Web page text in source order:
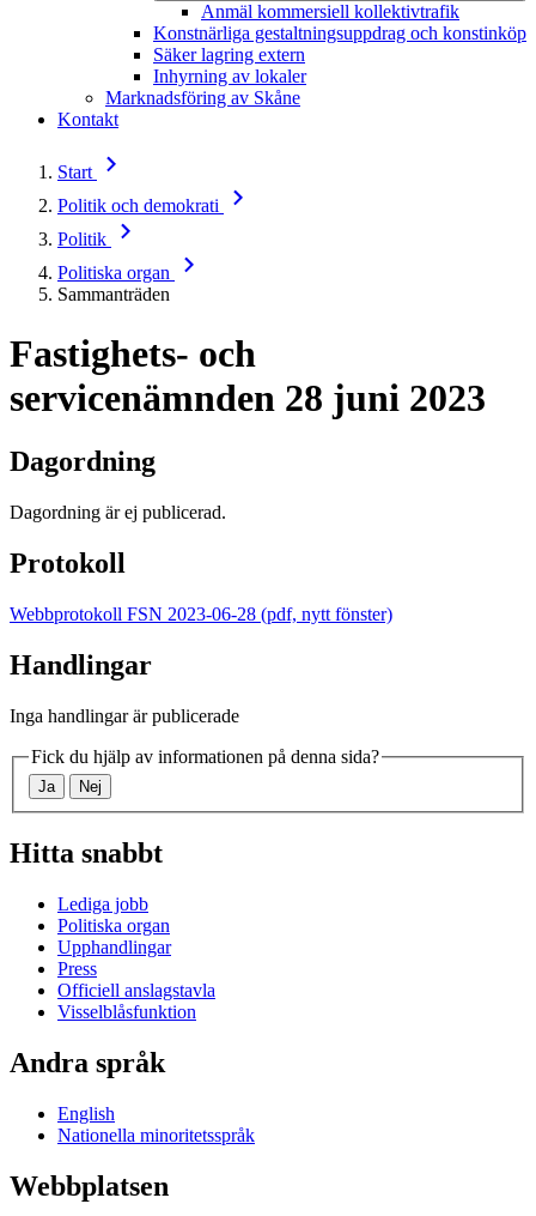
Anmäl kommersiell kollektivtrafik
Konstnärliga gestaltningsuppdrag och konstinköp
Säker lagring extern
Inhyrning av lokaler
Marknadsföring av Skåne
Kontakt
Start
Politik och demokrati
Politik
Politiska organ
Sammanträden
Fastighets- och
servicenämnden 28 juni 2023
Dagordning
Dagordning är ej publicerad.
Protokoll
Webbprotokoll FSN 2023-06-28 (pdf, nytt fönster)
Handlingar
Inga handlingar är publicerade
Fick du hjälp av informationen på denna sida?
Ja Nej
Hitta snabbt
Lediga jobb
Politiska organ
Upphandlingar
Press
Officiell anslagstavla
Visselblåsfunktion
Andra språk
English
Nationella minoritetsspråk
Webbplatsen